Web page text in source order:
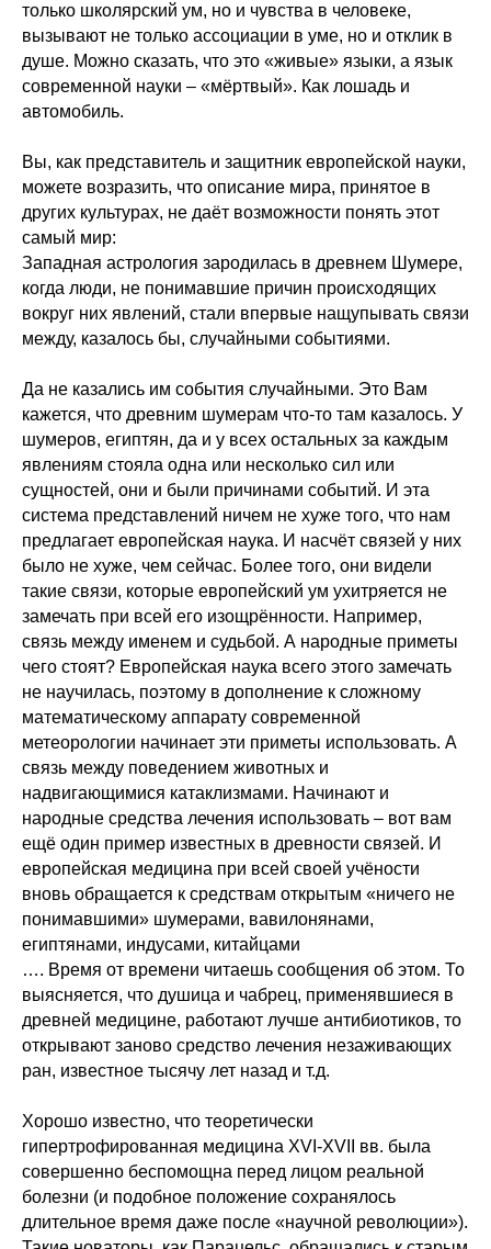
только школярский ум, но и чувства в человеке,
вызывают не только ассоциации в уме, но и отклик в
душе. Можно сказать, что это «живые» языки, а язык
современной науки – «мёртвый». Как лошадь и
автомобиль.
Вы, как представитель и защитник европейской науки,
можете возразить, что описание мира, принятое в
других культурах, не даёт возможности понять этот
самый мир:
Западная астрология зародилась в древнем Шумере,
когда люди, не понимавшие причин происходящих
вокруг них явлений, стали впервые нащупывать связи
между, казалось бы, случайными событиями.
Да не казались им события случайными. Это Вам
кажется, что древним шумерам что-то там казалось. У
шумеров, египтян, да и у всех остальных за каждым
явлениям стояла одна или несколько сил или
сущностей, они и были причинами событий. И эта
система представлений ничем не хуже того, что нам
предлагает европейская наука. И насчёт связей у них
было не хуже, чем сейчас. Более того, они видели
такие связи, которые европейский ум ухитряется не
замечать при всей его изощрённости. Например,
связь между именем и судьбой. А народные приметы
чего стоят? Европейская наука всего этого замечать
не научилась, поэтому в дополнение к сложному
математическому аппарату современной
метеорологии начинает эти приметы использовать. А
связь между поведением животных и
надвигающимися катаклизмами. Начинают и
народные средства лечения использовать – вот вам
ещё один пример известных в древности связей. И
европейская медицина при всей своей учёности
вновь обращается к средствам открытым «ничего не
понимавшими» шумерами, вавилонянами,
египтянами, индусами, китайцами
…. Время от времени читаешь сообщения об этом. То
выясняется, что душица и чабрец, применявшиеся в
древней медицине, работают лучше антибиотиков, то
открывают заново средство лечения незаживающих
ран, известное тысячу лет назад и т.д.
Хорошо известно, что теоретически
гипертрофированная медицина XVI-XVII вв. была
совершенно беспомощна перед лицом реальной
болезни (и подобное положение сохранялось
длительное время даже после «научной революции»).